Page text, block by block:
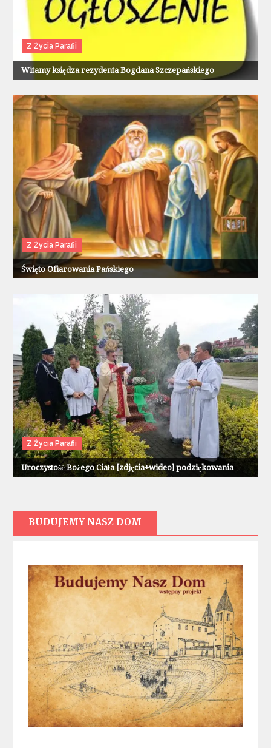
Z Życia Parafii
Witamy księdza rezydenta Bogdana Szczepańskiego
Z Życia Parafii
Święto Ofiarowania Pańskiego
Z Życia Parafii
Uroczystość Bożego Ciała [zdjęcia+wideo] podziękowania
BUDUJEMY NASZ DOM